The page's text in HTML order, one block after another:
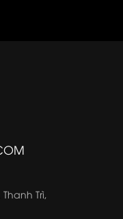
Trì,